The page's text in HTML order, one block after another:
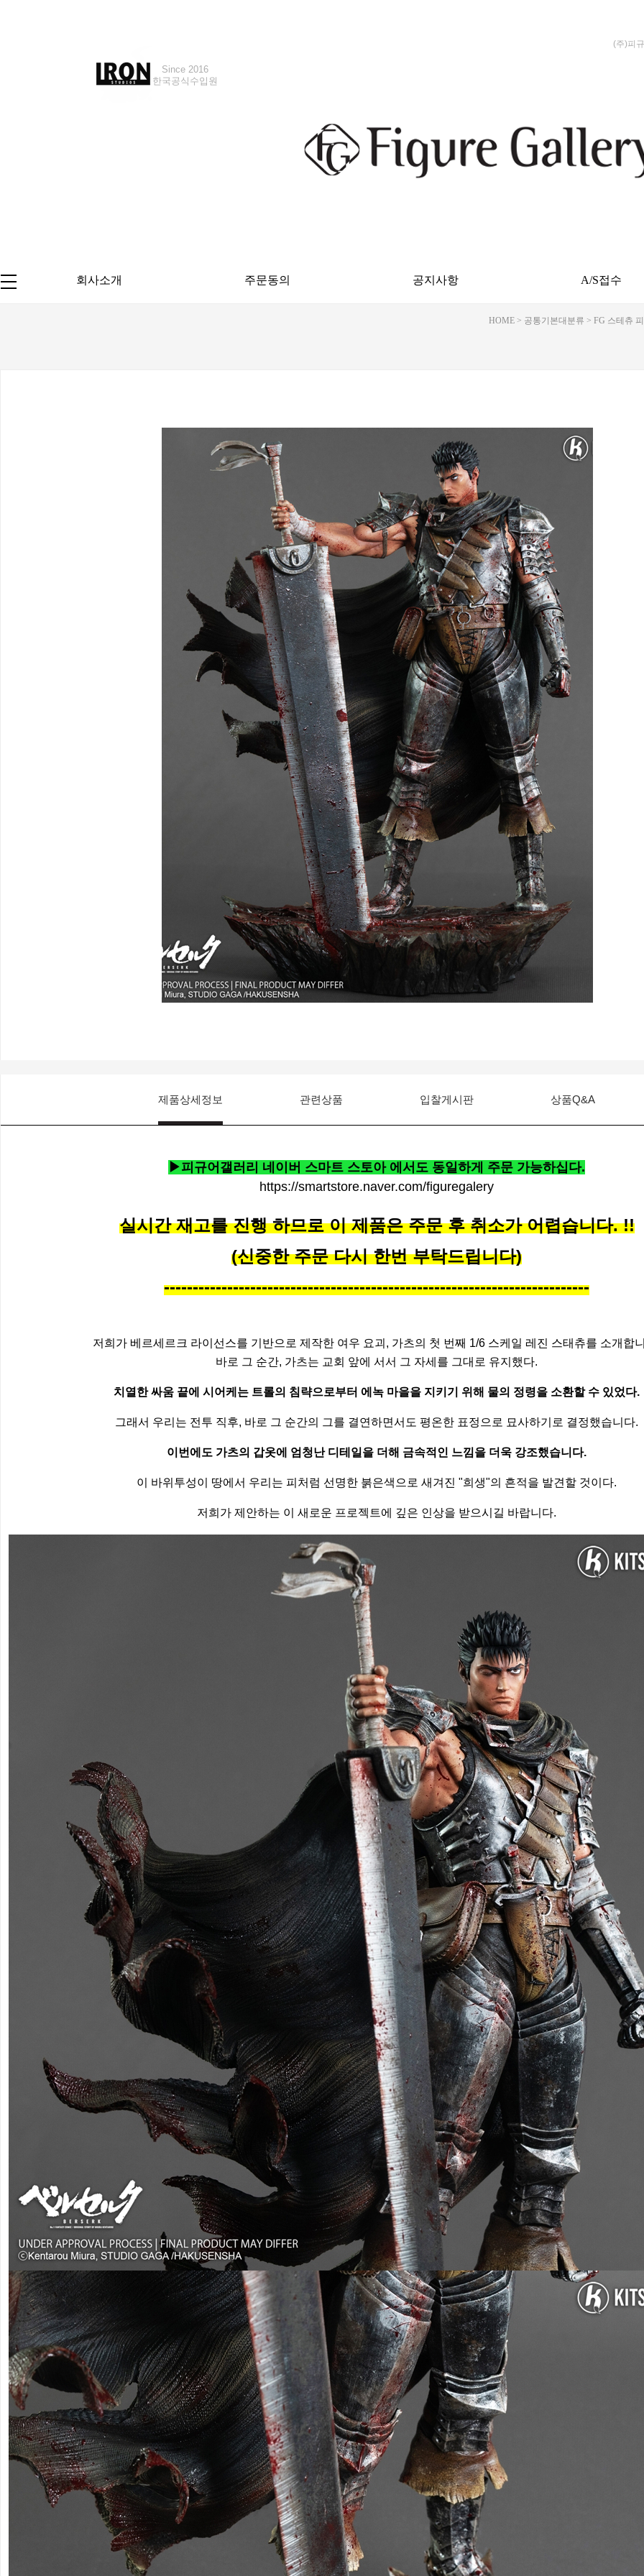
Since 2016
한국공식수입원
Since 2018
한국공식수입원
(주)피
회사소개 주문동의 공지사항 A/S접수
HOME > 공통기본대분류 > FG 스테츄
제품상세정보 관련상품 입찰게시판 상품Q&A
▶피규어갤러리 네이버 스마트 스토아 에서도 동일하게 주문 가능하십다.
https://smartstore.naver.com/figuregalery
실시간 재고를 진행 하므로 이 제품은 주문 후 취소가 어렵습니다. !!
(신중한 주문 다시 한번 부탁드립니다)
--------------------------------------------------------------------------
저희가 베르세르크 라이선스를 기반으로 제작한 여우 요괴, 가츠의 첫 번째 1/6 스케일 레진 스태츄를 소개합
바로 그 순간, 가츠는 교회 앞에 서서 그 자세를 그대로 유지했다.
치열한 싸움 끝에 시어케는 트롤의 침략으로부터 에녹 마을을 지키기 위해 물의 정령을 소환할 수 있었다.
그래서 우리는 전투 직후, 바로 그 순간의 그를 결연하면서도 평온한 표정으로 묘사하기로 결정했습니다.
이번에도 가츠의 갑옷에 엄청난 디테일을 더해 금속적인 느낌을 더욱 강조했습니다.
이 바위투성이 땅에서 우리는 피처럼 선명한 붉은색으로 새겨진 "희생"의 흔적을 발견할 것이다.
저희가 제안하는 이 새로운 프로젝트에 깊은 인상을 받으시길 바랍니다.